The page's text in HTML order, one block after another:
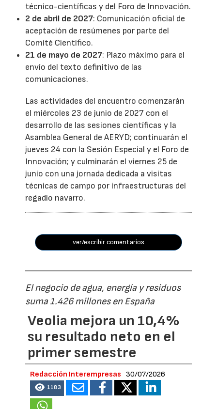
técnico-científicas y del Foro de Innovación.
2 de abril de 2027: Comunicación oficial de
aceptación de resúmenes por parte del
Comité Científico.
21 de mayo de 2027: Plazo máximo para el
envío del texto definitivo de las
comunicaciones.
Las actividades del encuentro comenzarán
el miércoles 23 de junio de 2027 con el
desarrollo de las sesiones científicas y la
Asamblea General de AERYD; continuarán el
jueves 24 con la Sesión Especial y el Foro de
Innovación; y culminarán el viernes 25 de
junio con una jornada dedicada a visitas
técnicas de campo por infraestructuras del
regadío navarro.
ver/escribir comentarios
El negocio de agua, energía y residuos
suma 1.426 millones en España
Veolia mejora un 10,4%
su resultado neto en el
primer semestre
Redacción Interempresas 30/07/2026
1183